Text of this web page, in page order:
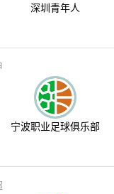
深圳青年人
宁波职业足球俱乐部